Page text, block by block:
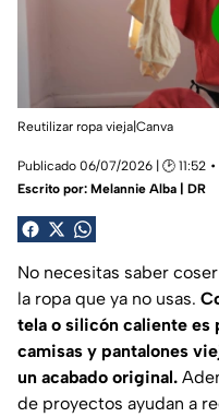
Reutilizar ropa vieja|Canva
Publicado 06/07/2026 | 🕑 11:52
Escrito por: Melannie Alba | DR
No necesitas saber
la ropa que ya no usas.
tela o silicón caliente es
camisas y pantalones
un acabado original.
de proyectos ayudan a